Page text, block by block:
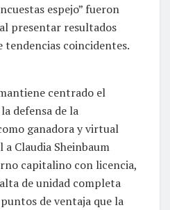
espejo” fueron
presentar resultados
tendencias coincidentes.
centrado el
defensa de la
ganadora y virtual
Claudia Sheinbaum
capitalino con licencia,
de unidad completa
de ventaja que la